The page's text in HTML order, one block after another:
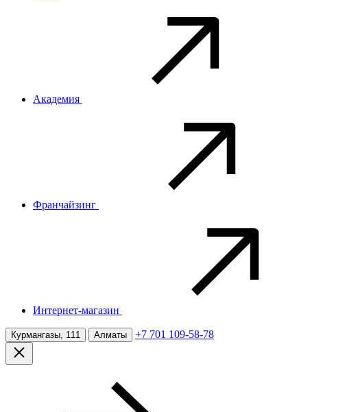
Академия
Франчайзинг
Интернет-магазин
Курмангазы, 111 Алматы +7 701 109-58-78